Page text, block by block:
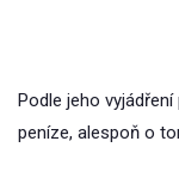
Podle jeho
peníze, alespoň o